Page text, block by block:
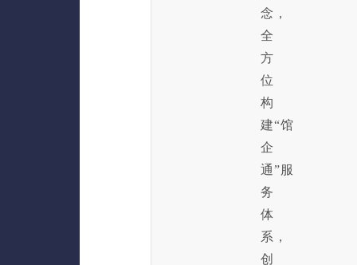
念，
全
方
位
构
建“馆
企
通”服
务
体
系，
创